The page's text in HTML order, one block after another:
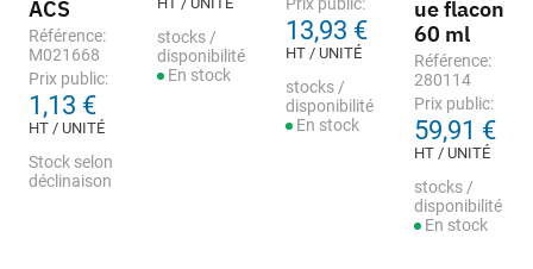
ACS
Référence:
M021668
Prix public:
1,13 €
HT / UNITÉ
Stock selon
déclinaison
stocks /
disponibilité
En stock
13,93 €
HT / UNITÉ
stocks /
disponibilité
En stock
ue flacon
60 ml
Référence:
280114
Prix public:
59,91 €
HT / UNITÉ
stocks /
disponibilité
En stock